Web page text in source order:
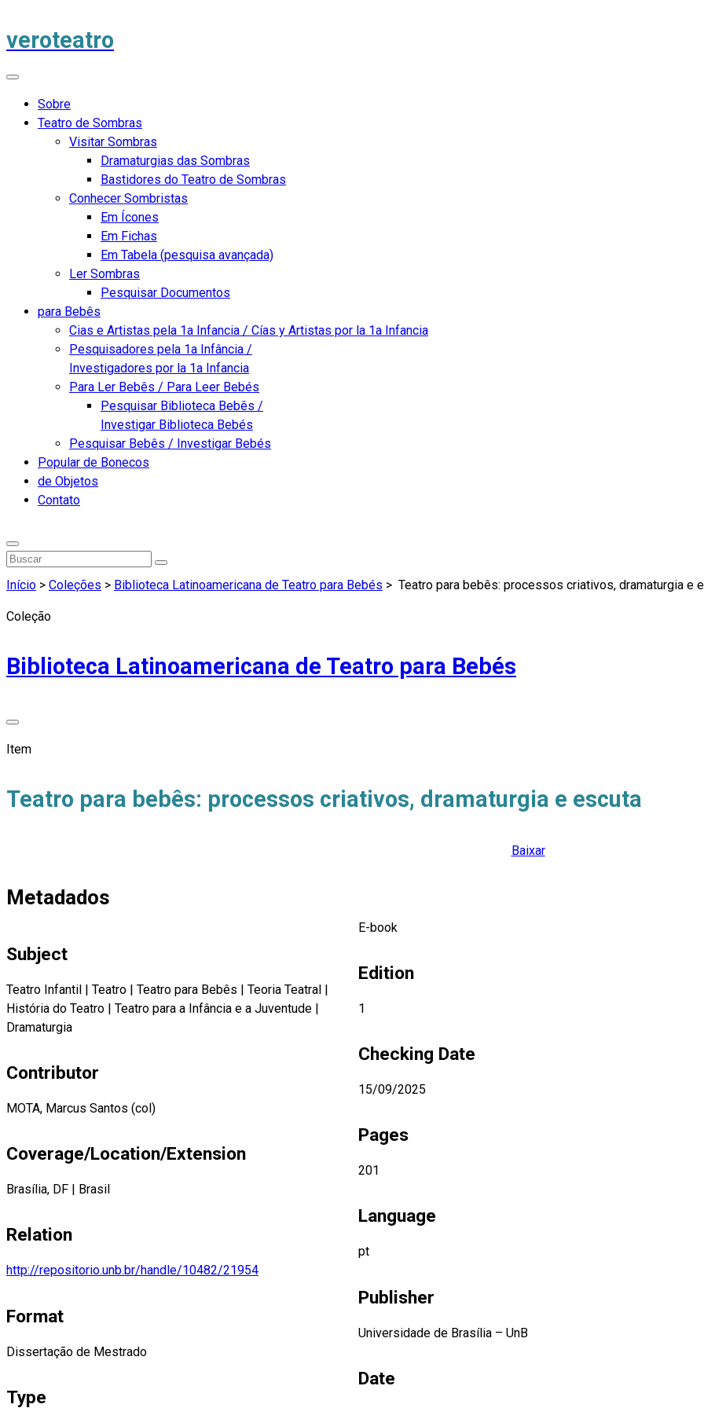
veroteatro
Sobre
Teatro de Sombras
Visitar Sombras
Dramaturgias das Sombras
Bastidores do Teatro de Sombras
Conhecer Sombristas
Em Ícones
Em Fichas
Em Tabela (pesquisa avançada)
Ler Sombras
Pesquisar Documentos
para Bebês
Cias e Artistas pela 1a Infancia / Cías y Artistas por la 1a Infancia
Pesquisadores pela 1a Infância /
Investigadores por la 1a Infancia
Para Ler Bebês / Para Leer Bebés
Pesquisar Biblioteca Bebês /
Investigar Biblioteca Bebés
Pesquisar Bebês / Investigar Bebés
Popular de Bonecos
de Objetos
Contato
Início > Coleções > Biblioteca Latinoamericana de Teatro para Bebés > Teatro para bebês: processos criativos, dramaturgia e
Coleção
Biblioteca Latinoamericana de Teatro para Bebés
Item
Teatro para bebês: processos criativos, dramaturgia e escuta
Baixar
Metadados
Subject
Teatro Infantil | Teatro | Teatro para Bebês | Teoria Teatral |
História do Teatro | Teatro para a Infância e a Juventude |
Dramaturgia
Contributor
MOTA, Marcus Santos (col)
Coverage/Location/Extension
Brasília, DF Brasil
Relation
http://repositorio.unb.br/handle/10482/21954
Format
Dissertação de Mestrado
Type
E-book
Edition
1
Checking Date
15/09/2025
Pages
201
Language
pt
Publisher
Universidade de Brasília – UnB
Date